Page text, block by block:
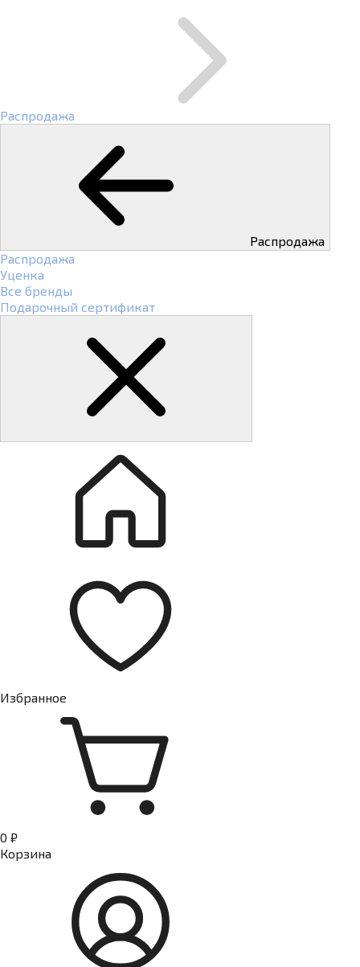
Распродажа
Распродажа
Распродажа
Уценка
Все бренды
Подарочный сертификат
Избранное
0 ₽
Корзина